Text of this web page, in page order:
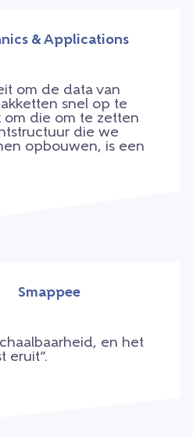
& Applications
om de data van
snel op te
om die om te zetten
die we
opbouwen, is een
Smappee
en het
eruit”.